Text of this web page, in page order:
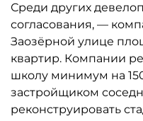
Среди других
согласования, —
Заозёрной улице
квартир. Компании
школу минимум на
застройщиком
реконструировать